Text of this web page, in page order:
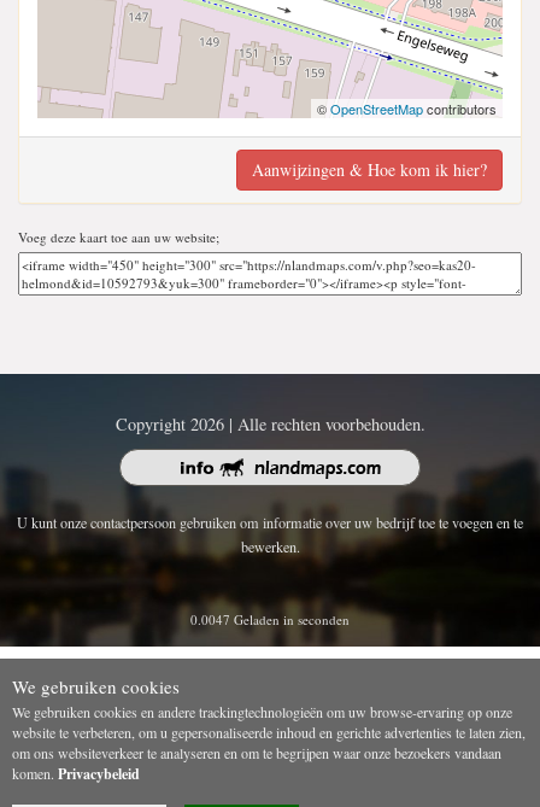
©OpenStreetMapcontributors
Aanwijzingen & Hoe kom ik hier?
Voeg deze kaart toe aan uw website;
Copyright 2026 | Alle rechten voorbehouden.
U kunt onze contactpersoon gebruiken om informatie over uw bedrijf toe te voegen en te
bewerken.
0.0047 Geladen in seconden
We gebruiken cookies
We gebruiken cookies en andere trackingtechnologieën om uw browse-ervaring op onze
website te verbeteren, om u gepersonaliseerde inhoud en gerichte advertenties te laten zien,
om ons websiteverkeer te analyseren en om te begrijpen waar onze bezoekers vandaan
komen. Privacybeleid